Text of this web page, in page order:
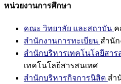
หน่วยงานการศึกษา
คณะ วิทยาลัย และสถาบัน ค
สำนักงานการทะเบียน สำนัก
สำนักบริหารเทคโนโลยีสาร
เทคโนโลยีสารสนเทศ
สำนักบริหารกิจการนิสิต สำ